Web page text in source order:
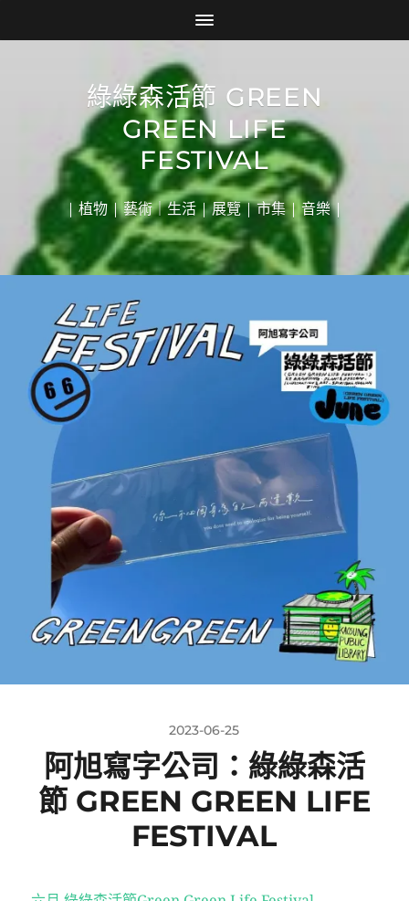
綠綠森活節 GREEN
GREEN LIFE
FESTIVAL
| 植物 | 藝術｜生活 | 展覽 | 市集 | 音樂 |
2023-06-25
阿旭寫字公司：綠綠森活
節 GREEN GREEN LIFE
FESTIVAL